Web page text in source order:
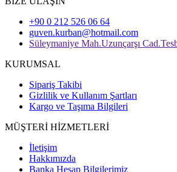
+90 0 212 526 06 64
guven.kurban@hotmail.com
Süleymaniye Mah.Uzunçarşı
KURUMSAL
Sipariş Takibi
Gizlilik ve Kullanım Şartları
Kargo ve Taşıma Bilgileri
MÜŞTERİ HİZMETLERİ
İletişim
Hakkımızda
Banka Hesap Bilgilerimiz